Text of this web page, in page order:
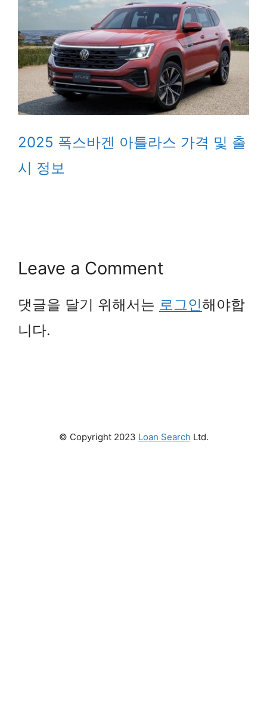
2025 폭스바겐 아틀라스 가격 및 출
시 정보
Leave a Comment
댓글을 달기 위해서는 로그인해야합
니다.
© Copyright 2023 Loan Search Ltd.